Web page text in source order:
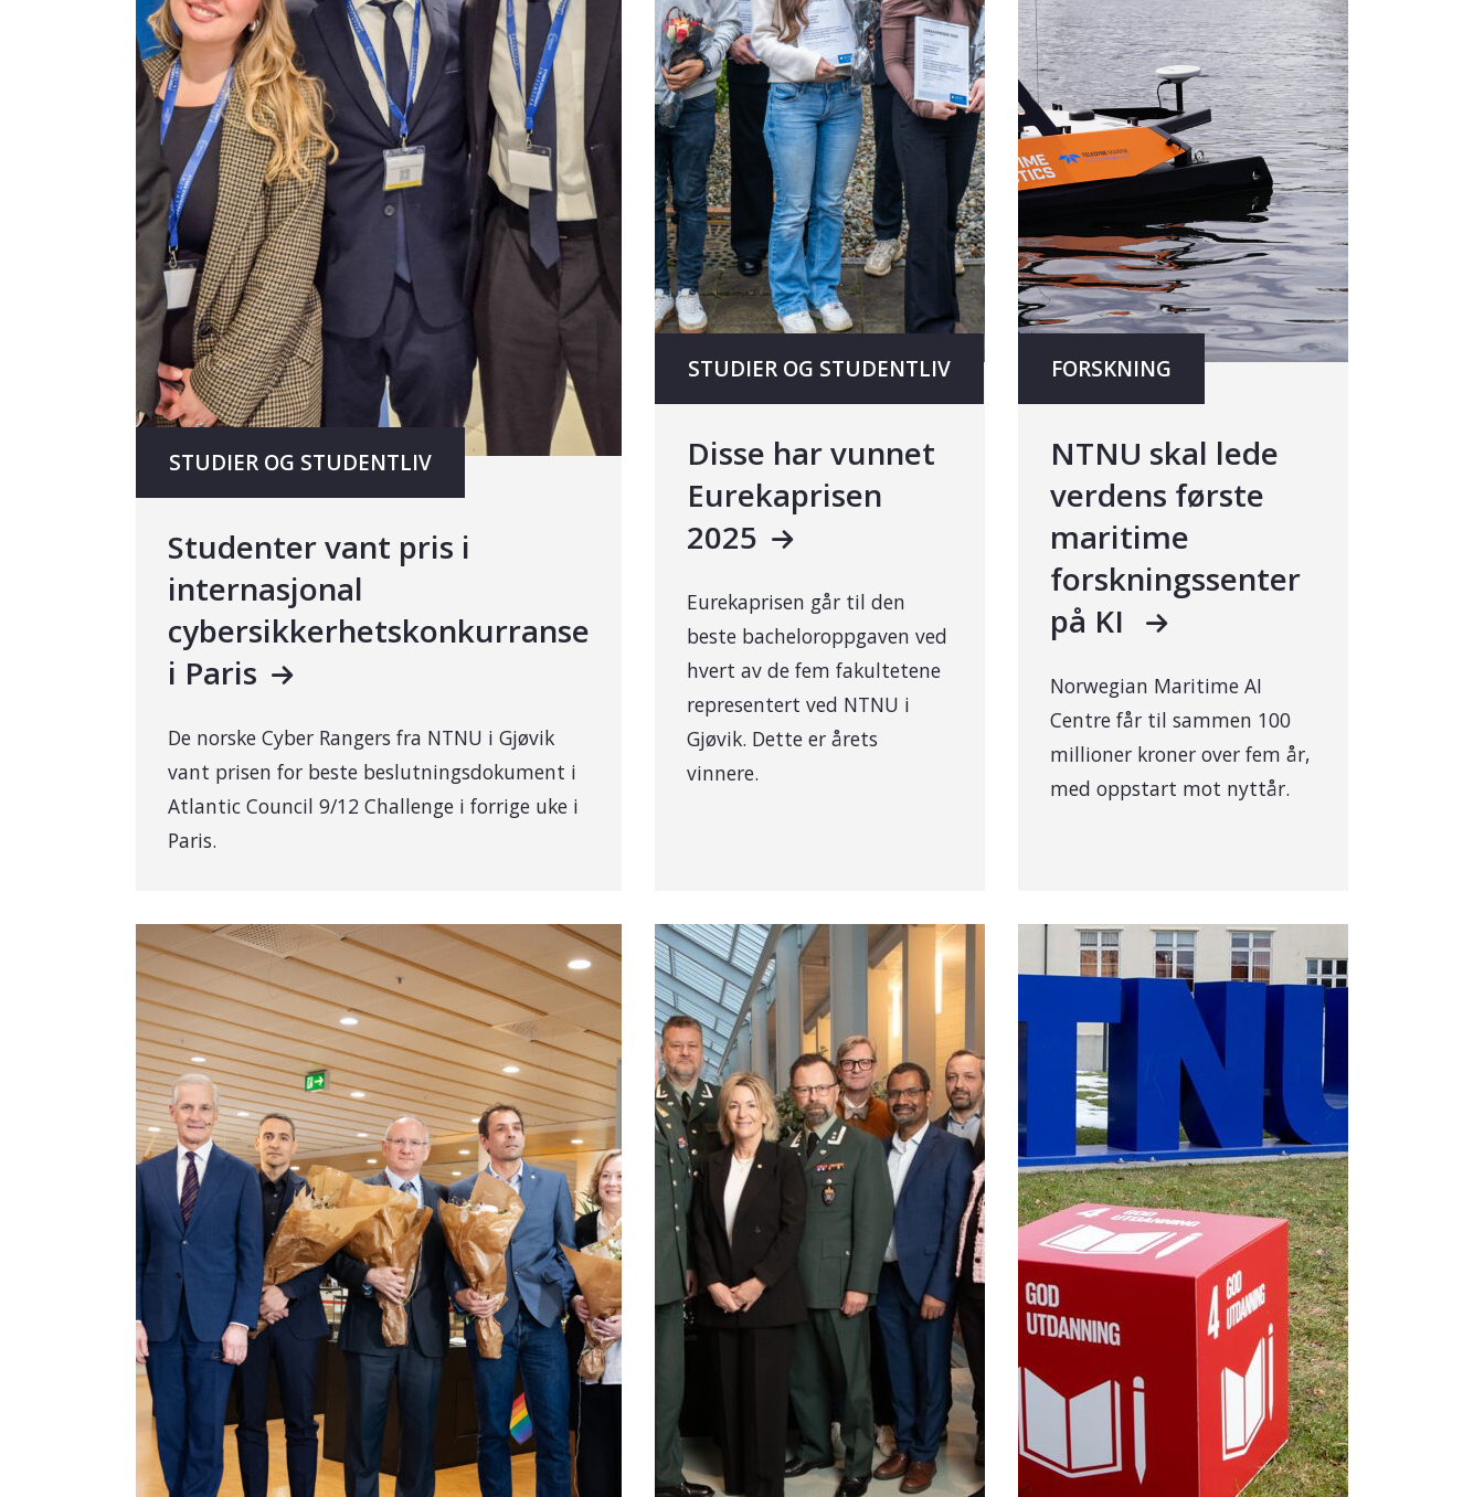
STUDIER OG STUDENTLIV
Studenter vant pris i
internasjonal
cybersikkerhetskonkurranse
i Paris
De norske Cyber Rangers fra NTNU i Gjøvik
vant prisen for beste beslutningsdokument i
Atlantic Council 9/12 Challenge i forrige uke i
Paris.
STUDIER OG STUDENTLIV
Disse har vunnet
Eurekaprisen
2025
Eurekaprisen går til den
beste bacheloroppgaven ved
hvert av de fem fakultetene
representert ved NTNU i
Gjøvik. Dette er årets
vinnere.
FORSKNING
NTNU skal lede
verdens første
maritime
forskningssenter
på KI
Norwegian Maritime AI
Centre får til sammen 100
millioner kroner over fem år,
med oppstart mot nyttår.